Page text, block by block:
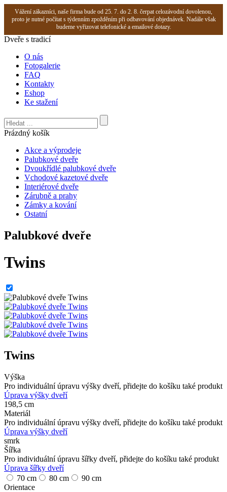
Vážení zákazníci, naše firma bude od 25. 7. do 2. 8. čerpat celozávodní dovolenou,
proto je nutné počítat s týdenním zpožděním při odbavování objednávek. Nadále však
budeme vyřizovat telefonické a emailové dotazy.
Dveře s tradicí
O nás
Fotogalerie
FAQ
Kontakty
Eshop
Ke stažení
Prázdný košík
Akce a výprodeje
Palubkové dveře
Dvoukřídlé palubkové dveře
Vchodové kazetové dveře
Interiérové dveře
Zárubně a prahy
Zámky a kování
Ostatní
Palubkové dveře
Twins
Twins
Výška
Pro individuální úpravu výšky dveří, přidejte do košíku také produkt
Úprava výšky dveří
198,5 cm
Materiál
Pro individuální úpravu výšky dveří, přidejte do košíku také produkt
Úprava výšky dveří
smrk
Šířka
Pro individuální úpravu šířky dveří, přidejte do košíku také produkt
Úprava šířky dveří
70 cm
80 cm
90 cm
Orientace